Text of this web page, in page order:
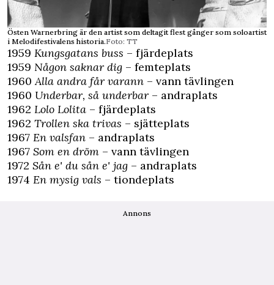
Östen Warnerbring är den artist som deltagit flest gånger som soloartist
i Melodifestivalens historia.Foto: TT
1959 Kungsgatans buss – fjärdeplats
1959 Någon saknar dig – femteplats
1960Alla andra får varann – vann tävlingen
1960 Underbar, så underbar – andraplats
1962 Lolo Lolita – fjärdeplats
1962 Trollen ska trivas – sjätteplats
1967 En valsfan – andraplats
1967 Som en dröm – vann tävlingen
1972 Sån e' du sån e' jag – andraplats
1974 En mysig vals – tiondeplats
Annons